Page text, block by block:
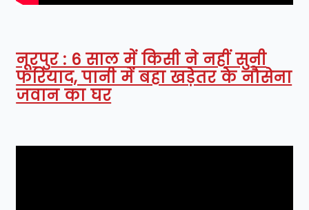
नूरपुर : 6 साल में किसी ने नहीं सुनी
फरियाद, पानी में बहा खड़ेतर के नौसेना
जवान का घर